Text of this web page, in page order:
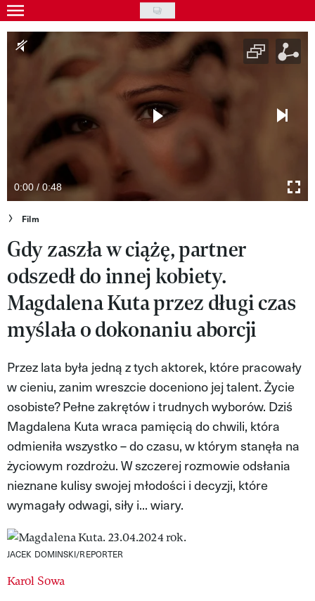
Skip
to
main
Gwiazdy
Styl życia
Kultura
Wideo
Nasze akcje
VIVA!ART
VIVA!MODA
VIVA!LIFESTYLE
VIVA!MAN
VIVA!PEOPLE POWER
VIVA!ITAKA
MAGAZYN VIVA!
0:00 / 0:48
Film
Gdy zaszła w ciążę, partner
odszedł do innej kobiety.
Magdalena Kuta przez długi czas
myślała o dokonaniu aborcji
Przez lata była jedną z tych aktorek, które pracowały
w cieniu, zanim wreszcie doceniono jej talent. Życie
osobiste? Pełne zakrętów i trudnych wyborów. Dziś
Magdalena Kuta wraca pamięcią do chwili, która
odmieniła wszystko – do czasu, w którym stanęła na
życiowym rozdrożu. W szczerej rozmowie odsłania
nieznane kulisy swojej młodości i decyzji, które
wymagały odwagi, siły i... wiary.
JACEK DOMINSKI/REPORTER
Karol Sowa